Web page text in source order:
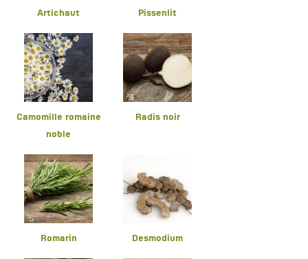
Artichaut Pissenlit
Camomille romaine
noble
Radis noir
Romarin Desmodium